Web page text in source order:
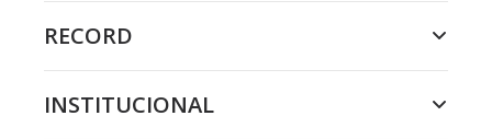
RECORD
INSTITUCIONAL